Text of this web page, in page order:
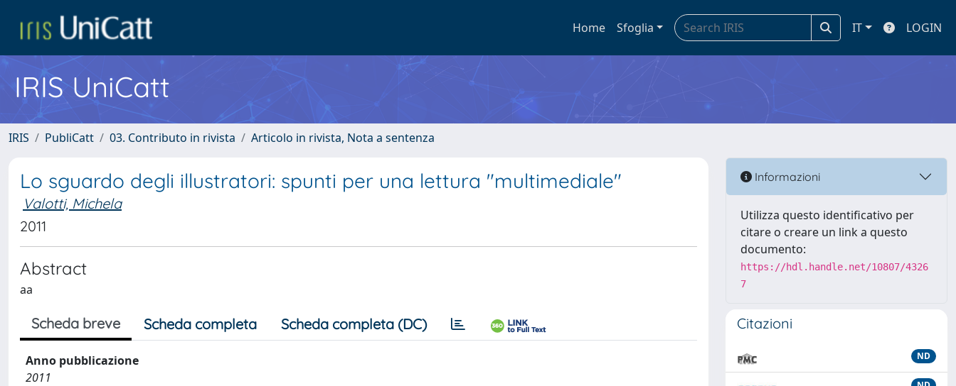
Home Sfoglia IT LOGIN
IRIS UniCatt
IRIS PubliCatt 03. Contributo in rivista Articolo in rivista, Nota a sentenza
Lo sguardo degli illustratori: spunti per una lettura "multimediale"
Valotti, Michela
2011
Abstract
aa
Scheda breve Scheda completa Scheda completa (DC)
Anno pubblicazione
2011
Informazioni
Utilizza questo identificativo per
citare o creare un link a questo
documento:
https://hdl.handle.net/10807/4326
7
Citazioni
ND